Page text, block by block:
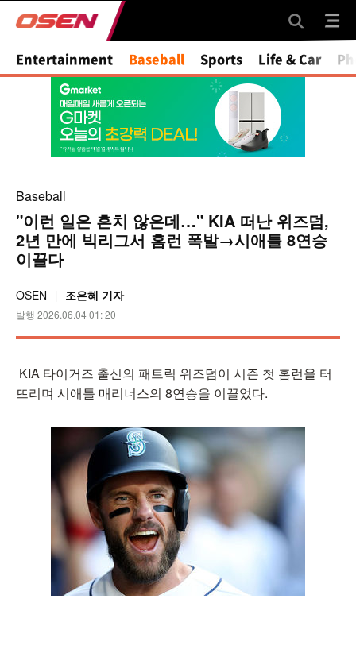
Entertainment Baseball Sports Life & Car
Baseball
"이런 일은 흔치 않은데…" KIA 떠난 위즈덤,
2년 만에 빅리그서 홈런 폭발→시애틀 8연승
이끌다
OSEN 조은혜 기자
발행 2026.06.04 01: 20
KIA 타이거즈 출신의 패트릭 위즈덤이 시즌 첫 홈런을 터
뜨리며 시애틀 매리너스의 8연승을 이끌었다.